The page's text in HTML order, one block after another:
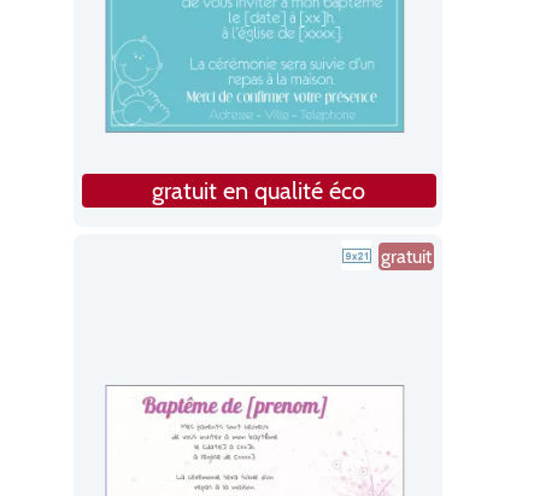
gratuit en qualité éco
gratuit